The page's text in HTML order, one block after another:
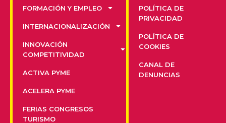
FORMACIÓN Y EMPLEO
INTERNACIONALIZACIÓN
INNOVACIÓN
COMPETITIVIDAD
ACTIVA PYME
ACELERA PYME
FERIAS CONGRESOS
TURISMO
POLÍTICA DE
PRIVACIDAD
POLÍTICA DE
COOKIES
CANAL DE
DENUNCIAS